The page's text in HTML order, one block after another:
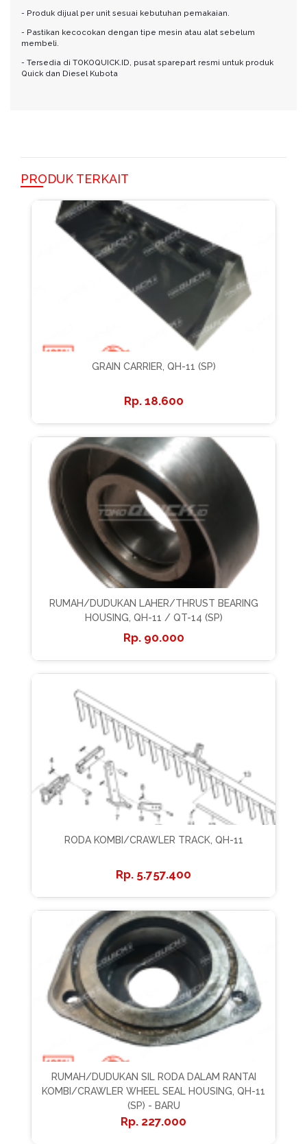
- Produk dijual per unit sesuai kebutuhan pemakaian.
- Pastikan kecocokan dengan tipe mesin atau alat sebelum
membeli.
- Tersedia di TOKOQUICK.ID, pusat sparepart resmi untuk produk
Quick dan Diesel Kubota
PRODUK TERKAIT
GRAIN CARRIER, QH-11 (SP)
18.600
RUMAH/DUDUKAN LAHER/THRUST BEARING
HOUSING, QH-11 / QT-14 (SP)
90.000
RODA KOMBI/CRAWLER TRACK, QH-11
5.757.400
RUMAH/DUDUKAN SIL RODA DALAM RANTAI
KOMBI/CRAWLER WHEEL SEAL HOUSING, QH-11
(SP) - BARU
227.000